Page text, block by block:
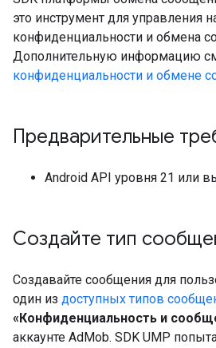
это инструмент для управления
конфиденциальности и обмена
Дополнительную информацию
конфиденциальности и обмене
Предварительные
Android API уровня 21 или
Создайте тип
Создавайте сообщения для
один из доступных типов
«Конфиденциальность и
аккаунте AdMob. SDK UMP